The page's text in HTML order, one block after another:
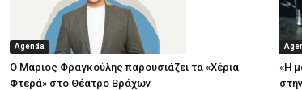
Agenda
Ο Μάριος Φραγκούλης παρουσιάζει τα «Χέρια
Φτερά» στο Θέατρο Βράχων
«Η